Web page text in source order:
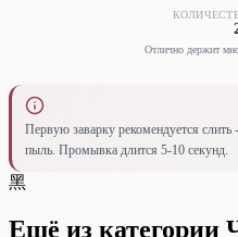
Отлично держит
Первую заварку рекомендуется
пыль. Промывка длится 5-10 секунд.
黑
Ещё из категории